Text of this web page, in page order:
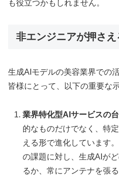
も役立つかもしれません。
非エンジニアが押さえ
生成AIモデルの美容業界での
皆様にとって、以下の重要な
業界特化型AIサービスの台
的なものだけでなく、特
える形で進化しています
の課題に対し、生成AIが
るか、常にアンテナを張